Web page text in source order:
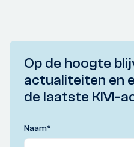
Op de hoogte
actualiteiten en
de laatste KIVI-
Naam*